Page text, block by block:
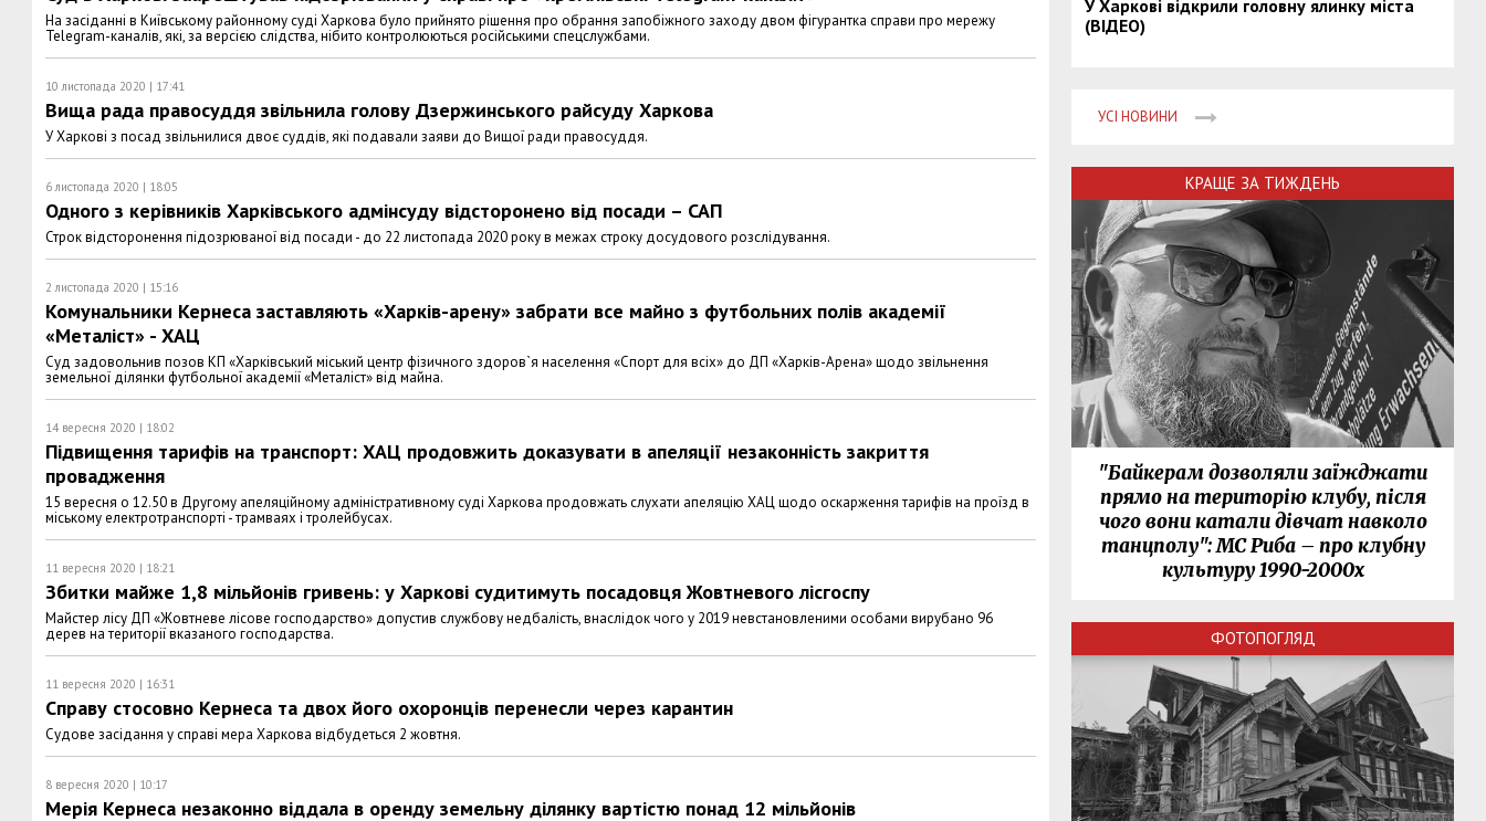
На засіданні в Київському районному суді Харкова було прийнято рішення про обрання запобіжного заходу двом фігурантка справи про мережу
Telegram-каналів, які, за версією слідства, нібито контролюються російськими спецслужбами.
10 листопада 2020 | 17:41
Вища рада правосуддя звільнила голову Дзержинського райсуду Харкова
У Харкові з посад звільнилися двоє суддів, які подавали заяви до Вищої ради правосуддя.
6 листопада 2020 | 18:05
Одного з керівників Харківського адмінсуду відсторонено від посади – САП
Строк відсторонення підозрюваної від посади - до 22 листопада 2020 року в межах строку досудового розслідування.
2 листопада 2020 | 15:16
Комунальники Кернеса заставляють «Харків-арену» забрати все майно з футбольних полів академії
«Металіст» - ХАЦ
Суд задовольнив позов КП «Харківський міський центр фізичного здоров`я населення «Спорт для всіх» до ДП «Харків-Арена» щодо звільнення
земельної ділянки футбольної академії «Металіст» від майна.
14 вересня 2020 | 18:02
Підвищення тарифів на транспорт: ХАЦ продовжить доказувати в апеляції незаконність закриття
провадження
15 вересня о 12.50 в Другому апеляційному адміністративному суді Харкова продовжать слухати апеляцію ХАЦ щодо оскарження тарифів на проїзд в
міському електротранспорті - трамваях і тролейбусах.
11 вересня 2020 | 18:21
Збитки майже 1,8 мільйонів гривень: у Харкові судитимуть посадовця Жовтневого лісгоспу
Майстер лісу ДП «Жовтневе лісове господарство» допустив службову недбалість, внаслідок чого у 2019 невстановленими особами вирубано 96
дерев на території вказаного господарства.
11 вересня 2020 | 16:31
Справу стосовно Кернеса та двох його охоронців перенесли через карантин
Судове засідання у справі мера Харкова відбудеться 2 жовтня.
8 вересня 2020 | 10:17
Мерія Кернеса незаконно віддала в оренду земельну ділянку вартістю понад 12 мільйонів
У Харкові відкрили головну ялинку міста
(ВІДЕО)
УСІ НОВИНИ
КРАЩЕ ЗА ТИЖДЕНЬ
"Байкерам дозволяли заїжджати
прямо на територію клубу, після
чого вони катали дівчат навколо
танцполу": МС Риба – про клубну
культуру 1990-2000х
ФОТОПОГЛЯД